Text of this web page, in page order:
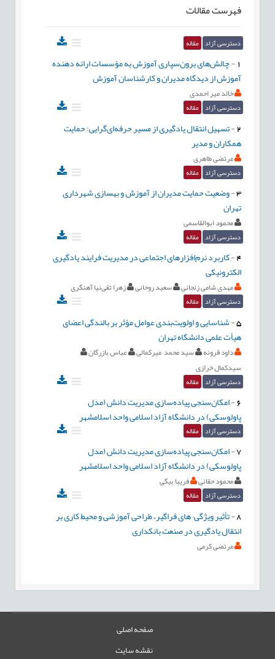
فهرست مقالات
دسترسی آزاد مقاله
-چالش‌های برون‌سپاری آموزش به مؤسسات ارائه دهنده
آموزش از دیدگاه مدیران و کارشناسان آموزش
خالد میر احمدی
دسترسی آزاد مقاله
2
-تسهیل انتقال یادگیری از مسیر حرفه‌‌ای‌گرایی: حمایت
همکاران و مدیر
مرتضی طاهری
دسترسی آزاد مقاله
3
-وضعیت حمایت مدیران از آموزش و بهسازی شهرداری
تهران
محمود ابوالقاسمی
دسترسی آزاد مقاله
4
-کاربرد نرم‌افزارهای اجتماعی در مدیریت فرایند یادگیری
الکترونیکی
مهدی شامی زنجانی سعید روحانی زهرا تقی‌نیا آهنگری
دسترسی آزاد مقاله
5
-شناسایی و اولویت‌بندی عوامل مؤثر بر بالندگی اعضای
هیأت علمی دانشگاه تهران
داود قرونه سید محمد میرکمالی
عباس بازرگان
سیدکمال خرازی
دسترسی آزاد مقاله
6
-امکان‌سنجی پیاده‌سازی مدیریت دانش (مدل
پاولوسکی) در دانشگاه آزاد اسلامی واحد اسلامشهر
دسترسی آزاد مقاله
7
-امکان‌سنجی پیاده‌سازی مدیریت دانش (مدل
پاولوسکی) در دانشگاه آزاد اسلامی واحد اسلامشهر
محمود حقانی فریبا بیگی
دسترسی آزاد مقاله
8
-تأثیر ویژگی¬های فراگیر، طراحی آموزشی و محیط کاری بر
انتقال یادگیری در صنعت بانکداری
مرتضی کرمی
صفحه اصلی
نقشه سایت